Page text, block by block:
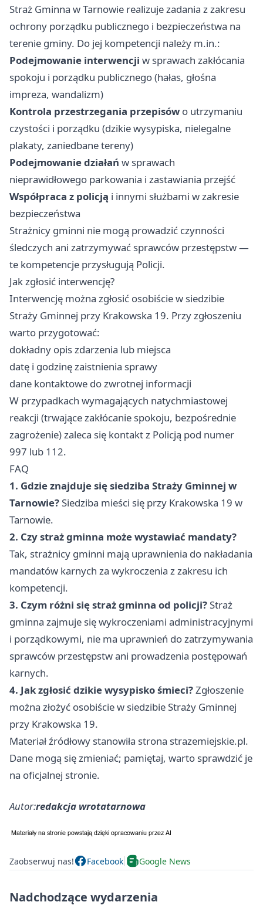
Straż Gminna w Tarnowie realizuje zadania z zakresu
ochrony porządku publicznego i bezpieczeństwa na
terenie gminy. Do jej kompetencji należy m.in.:
Podejmowanie interwencji w sprawach zakłócania
spokoju i porządku publicznego (hałas, głośna
impreza, wandalizm)
Kontrola przestrzegania przepisów o utrzymaniu
czystości i porządku (dzikie wysypiska, nielegalne
plakaty, zaniedbane tereny)
Podejmowanie działań w sprawach
nieprawidłowego parkowania i zastawiania przejść
Współpraca z policją i innymi służbami w zakresie
bezpieczeństwa
Strażnicy gminni nie mogą prowadzić czynności
śledczych ani zatrzymywać sprawców przestępstw —
te kompetencje przysługują Policji.
Jak zgłosić interwencję?
Interwencję można zgłosić osobiście w siedzibie
Straży Gminnej przy Krakowska 19. Przy zgłoszeniu
warto przygotować:
dokładny opis zdarzenia lub miejsca
datę i godzinę zaistnienia sprawy
dane kontaktowe do zwrotnej informacji
W przypadkach wymagających natychmiastowej
reakcji (trwające zakłócanie spokoju, bezpośrednie
zagrożenie) zaleca się kontakt z Policją pod numer
997 lub 112.
FAQ
1. Gdzie znajduje się siedziba Straży Gminnej w
Tarnowie?Siedziba mieści się przy Krakowska 19 w
Tarnowie.
2. Czy straż gminna może wystawiać mandaty?
Tak, strażnicy gminni mają uprawnienia do nakładania
mandatów karnych za wykroczenia z zakresu ich
kompetencji.
3. Czym różni się straż gminna od policji?Straż
gminna zajmuje się wykroczeniami administracyjnymi
i porządkowymi, nie ma uprawnień do zatrzymywania
sprawców przestępstw ani prowadzenia postępowań
karnych.
4. Jak zgłosić dzikie wysypisko śmieci?Zgłoszenie
można złożyć osobiście w siedzibie Straży Gminnej
przy Krakowska 19.
Materiał źródłowy stanowiła strona strazemiejskie.pl.
Dane mogą się zmieniać; pamiętaj, warto sprawdzić je
na oficjalnej stronie.
Autor:redakcja wrotatarnowa
Zaobserwuj nas! Facebook Google News
Nadchodzące wydarzenia